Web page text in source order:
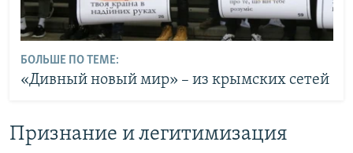
БОЛЬШЕ ПО ТЕМЕ:
«Дивный новый мир» – из крымских сетей
Признание и легитимизация